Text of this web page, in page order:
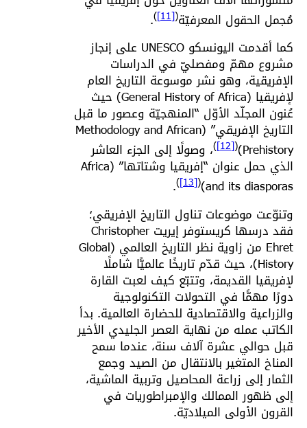
مُجمل الحقول المعرفيّة(
[11]
)
.
كما أقدمت اليونسكو UNESCO على إنجاز
مشروع مهمّ ومفصليّ في الدراسات
الإفريقية، وهو نشر موسوعة التاريخ العام
لإفريقيا (General History of Africa) حيث
عُنون المجلّد الأوّل “المنهجيّة وعصور ما قبل
التاريخ الإفريقي” (Methodology and African
Prehistory)
(
[12]
)، وصولًا إلى الجزء العاشر
الذي حمل عنوان “إفريقيا وشتاتها” (Africa
and its diasporas)
(
[13]
)
.
وتنوّعت موضوعات تناول التاريخ الإفريقي؛
فقد درسها كريستوفر إيريت Christopher
Ehret من زاوية نظر التاريخ العالمي (Global
History)، حيث قدّم تاريخًا عالميًّا شاملًا
لإفريقيا القديمة، وتتبّع كيف لعبت القارة
دورًا مهمًّا في التحولات التكنولوجية
والزراعية والاقتصادية للحضارة العالمية. بدأ
الكاتب عمله من نهاية العصر الجليدي الأخير
قبل حوالي عشرة آلاف سنة، عندما سمح
المناخ المتغير بالانتقال من الصيد وجمع
الثمار إلى زراعة المحاصيل وتربية الماشية،
إلى ظهور الممالك والإمبراطوريات في
القرون الأولى الميلاديّة.